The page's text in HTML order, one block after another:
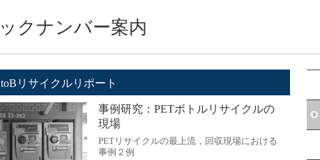
クナンバー案内
リサイクルリポート
事例研究： PETボトルリサイクルの
現場
PETリサイクルの最上流，回収現場における
事例２例